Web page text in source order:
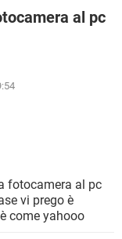
al pc
fotocamera al pc
vi prego è
come yahooo